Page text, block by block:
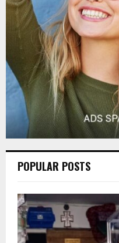
POPULAR POSTS